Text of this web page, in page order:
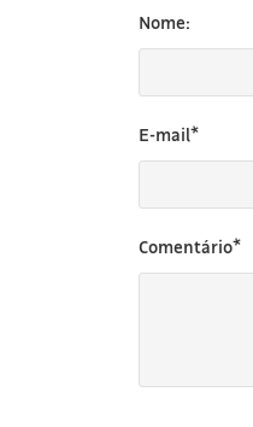
Nome:
E-mail*
Comentário*